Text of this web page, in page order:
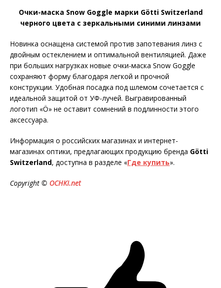
Очки-маска Snow Goggle марки Götti Switzerland
черного цвета с зеркальными синими линзами
Новинка оснащена системой против запотевания линз с
двойным остеклением и оптимальной вентиляцией. Даже
при больших нагрузках новые очки-маска Snow Goggle
сохраняют форму благодаря легкой и прочной
конструкции. Удобная посадка под шлемом сочетается с
идеальной защитой от УФ-лучей. Выгравированный
логотип «Ö» не оставит сомнений в подлинности этого
аксессуара.
Информация о российских магазинах и интернет-
магазинах оптики, предлагающих продукцию бренда Götti
Switzerland, доступна в разделе «Где купить».
Copyright © OCHKI.net